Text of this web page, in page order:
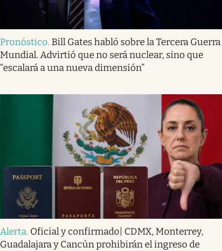
Pronóstico. Bill Gates habló sobre la Tercera Guerra
Mundial. Advirtió que no será nuclear, sino que
“escalará a una nueva dimensión”
Alerta. Oficial y confirmado| CDMX, Monterrey,
Guadalajara y Cancún prohibirán el ingreso de